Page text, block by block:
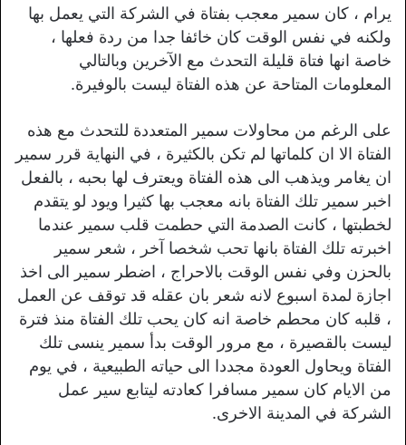
يرام ، كان سمير معجب بفتاة في الشركة التي يعمل بها
ولكنه في نفس الوقت كان خائفا جدا من ردة فعلها ،
خاصة انها فتاة قليلة التحدث مع الآخرين وبالتالي
المعلومات المتاحة عن هذه الفتاة ليست بالوفيرة.
على الرغم من محاولات سمير المتعددة للتحدث مع هذه
الفتاة الا ان كلماتها لم تكن بالكثيرة ، في النهاية قرر سمير
ان يغامر ويذهب الى هذه الفتاة ويعترف لها بحبه ، بالفعل
اخبر سمير تلك الفتاة بانه معجب بها كثيرا ويود لو يتقدم
لخطبتها ، كانت الصدمة التي حطمت قلب سمير عندما
اخبرته تلك الفتاة بانها تحب شخصا آخر ، شعر سمير
بالحزن وفي نفس الوقت بالاحراج ، اضطر سمير الى اخذ
اجازة لمدة اسبوع لانه شعر بان عقله قد توقف عن العمل
، قلبه كان محطم خاصة انه كان يحب تلك الفتاة منذ فترة
ليست بالقصيرة ، مع مرور الوقت بدأ سمير ينسى تلك
الفتاة ويحاول العودة مجددا الى حياته الطبيعية ، في يوم
من الايام كان سمير مسافرا كعادته ليتابع سير عمل
الشركة في المدينة الاخرى.